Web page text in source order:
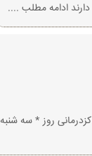
ادامه مطلب ....
فنی توزیع ومراکزدرمانی روز * سه شنبه